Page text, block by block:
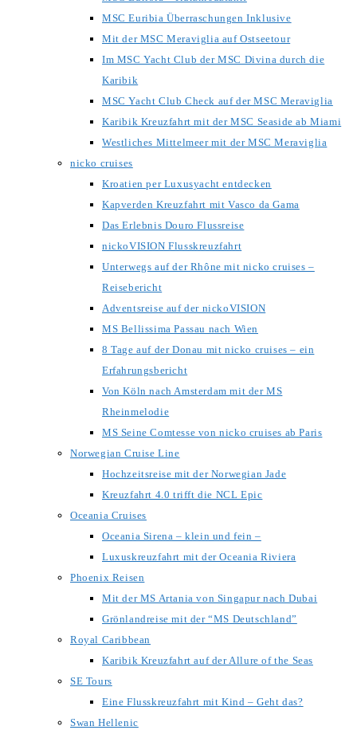
MSC Euribia Überraschungen Inklusive
Mit der MSC Meraviglia auf Ostseetour
Im MSC Yacht Club der MSC Divina durch die
Karibik
MSC Yacht Club Check auf der MSC Meraviglia
Karibik Kreuzfahrt mit der MSC Seaside ab Miami
Westliches Mittelmeer mit der MSC Meraviglia
nicko cruises
Kroatien per Luxusyacht entdecken
Kapverden Kreuzfahrt mit Vasco da Gama
Das Erlebnis Douro Flussreise
nickoVISION Flusskreuzfahrt
Unterwegs auf der Rhône mit nicko cruises –
Reisebericht
Adventsreise auf der nickoVISION
MS Bellissima Passau nach Wien
8 Tage auf der Donau mit nicko cruises – ein
Erfahrungsbericht
Von Köln nach Amsterdam mit der MS
Rheinmelodie
MS Seine Comtesse von nicko cruises ab Paris
Norwegian Cruise Line
Hochzeitsreise mit der Norwegian Jade
Kreuzfahrt 4.0 trifft die NCL Epic
Oceania Cruises
Oceania Sirena – klein und fein –
Luxuskreuzfahrt mit der Oceania Riviera
Phoenix Reisen
Mit der MS Artania von Singapur nach Dubai
Grönlandreise mit der “MS Deutschland”
Royal Caribbean
Karibik Kreuzfahrt auf der Allure of the Seas
SE Tours
Eine Flusskreuzfahrt mit Kind – Geht das?
Swan Hellenic